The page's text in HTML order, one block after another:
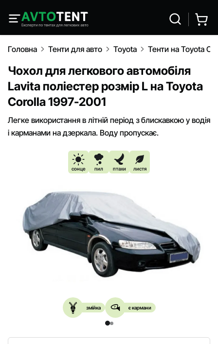
Головна Тенти для авто Toyota Тенти на Toyota
Чохол для легкового автомобіля
Lavita поліестер розмір L на Toyota
Corolla 1997-2001
Легке використання в літній період з блискавкою у водія
і карманами на дзеркала. Воду пропускає.
сонце пил птахи листя
змійка є кармани